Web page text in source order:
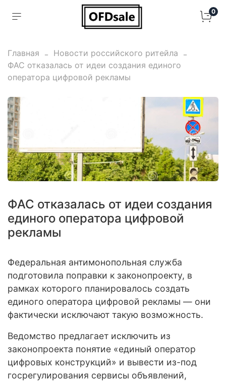
0
Главная
Новости российского ритейла
ФАС отказалась от идеи создания единого
оператора цифровой рекламы
ФАС отказалась от идеи создания
единого оператора цифровой
рекламы
Федеральная антимонопольная служба
подготовила поправки к законопроекту, в
рамках которого планировалось создать
единого оператора цифровой рекламы — они
фактически исключают такую возможность.
Ведомство предлагает исключить из
законопроекта понятие «единый оператор
цифровых конструкций» и вывести из-под
госрегулирования сервисы объявлений,